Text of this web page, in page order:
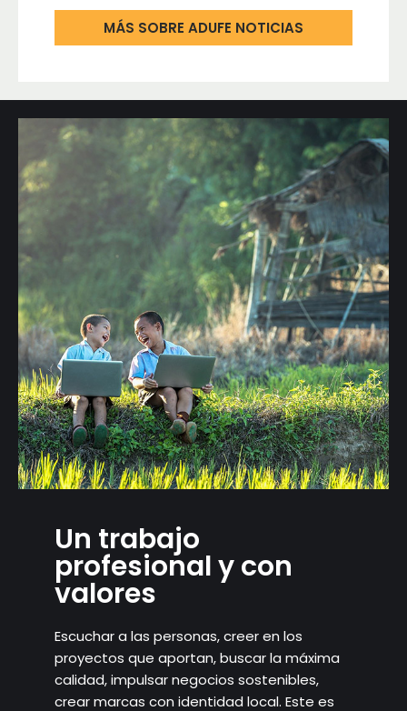
MÁS SOBRE ADUFE NOTICIAS
Un trabajo
profesional y con
valores
Escuchar a las personas, creer en los
proyectos que aportan, buscar la máxima
calidad, impulsar negocios sostenibles,
crear marcas con identidad local. Este es